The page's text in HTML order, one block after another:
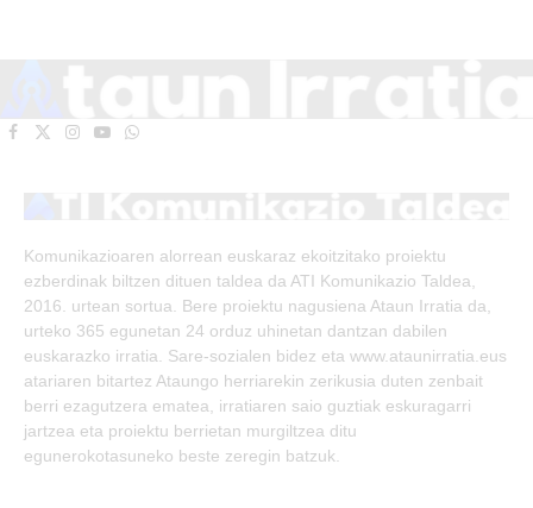
Facebook
X
Instagram
YouTubeWhatsApp
Komunikazioaren alorrean euskaraz ekoitzitako proiektu
ezberdinak biltzen dituen taldea da ATI Komunikazio Taldea,
2016. urtean sortua. Bere proiektu nagusiena Ataun Irratia da,
urteko 365 egunetan 24 orduz uhinetan dantzan dabilen
euskarazko irratia. Sare-sozialen bidez eta www.ataunirratia.eus
atariaren bitartez Ataungo herriarekin zerikusia duten zenbait
berri ezagutzera ematea, irratiaren saio guztiak eskuragarri
jartzea eta proiektu berrietan murgiltzea ditu
egunerokotasuneko beste zeregin batzuk.